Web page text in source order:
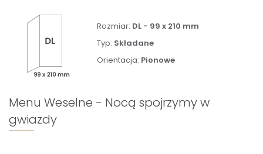
Rozmiar: DL - 99 x 210 mm
Typ: Składane
Orientacja: Pionowe
Menu Weselne - Nocą spojrzymy w
gwiazdy